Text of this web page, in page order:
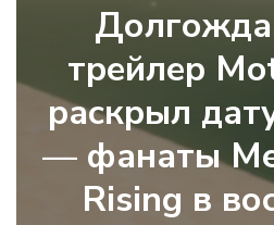
трейлер
раскрыл
— фанаты
Rising в